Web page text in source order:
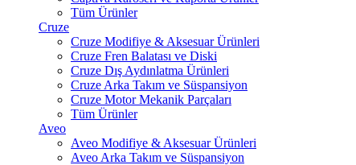
Tüm Ürünler
Cruze
Cruze Modifiye & Aksesuar Ürünleri
Cruze Fren Balatası ve Diski
Cruze Dış Aydınlatma Ürünleri
Cruze Arka Takım ve Süspansiyon
Cruze Motor Mekanik Parçaları
Tüm Ürünler
Aveo
Aveo Modifiye & Aksesuar Ürünleri
Aveo Arka Takım ve Süspansiyon